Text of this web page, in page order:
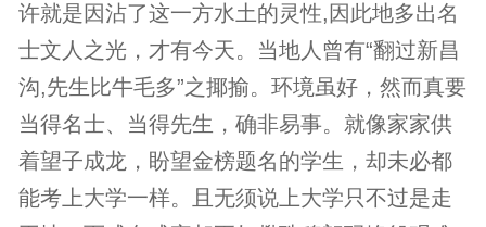
许就是因沾了这一方水土的灵性,因此地多出名
士文人之光，才有今天。当地人曾有“翻过新昌
沟,先生比牛毛多”之揶揄。环境虽好，然而真要
当得名士、当得先生，确非易事。就像家家供
着望子成龙，盼望金榜题名的学生，却未必都
能考上大学一样。且无须说上大学只不过是走